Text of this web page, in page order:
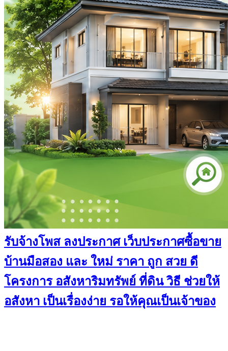
รับจ้างโพส ลงประกาศ เว็บประกาศซื้อขาย
บ้านมือสอง และ ใหม่ ราคา ถูก สวย ดี
โครงการ อสังหาริมทรัพย์ ที่ดิน วิธี ช่วยให้
อสังหา เป็นเรื่องง่าย รอให้คุณเป็นเจ้าของ